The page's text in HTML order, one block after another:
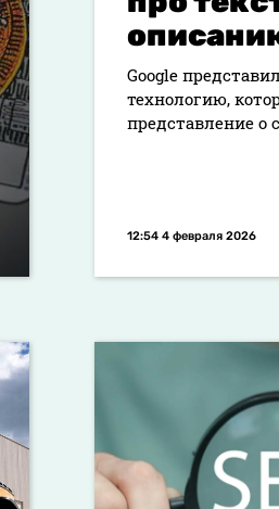
Google
технологию,
представление о
12:54 4 февраля 2026